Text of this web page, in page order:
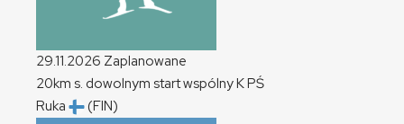
29.11.2026 Zaplanowane
20km s. dowolnym start wspólnyKPŚ
Ruka
(FIN)